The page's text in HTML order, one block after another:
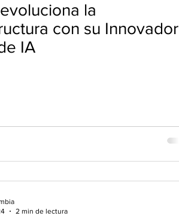
la
con su Innovador
IA
2 min de lectura